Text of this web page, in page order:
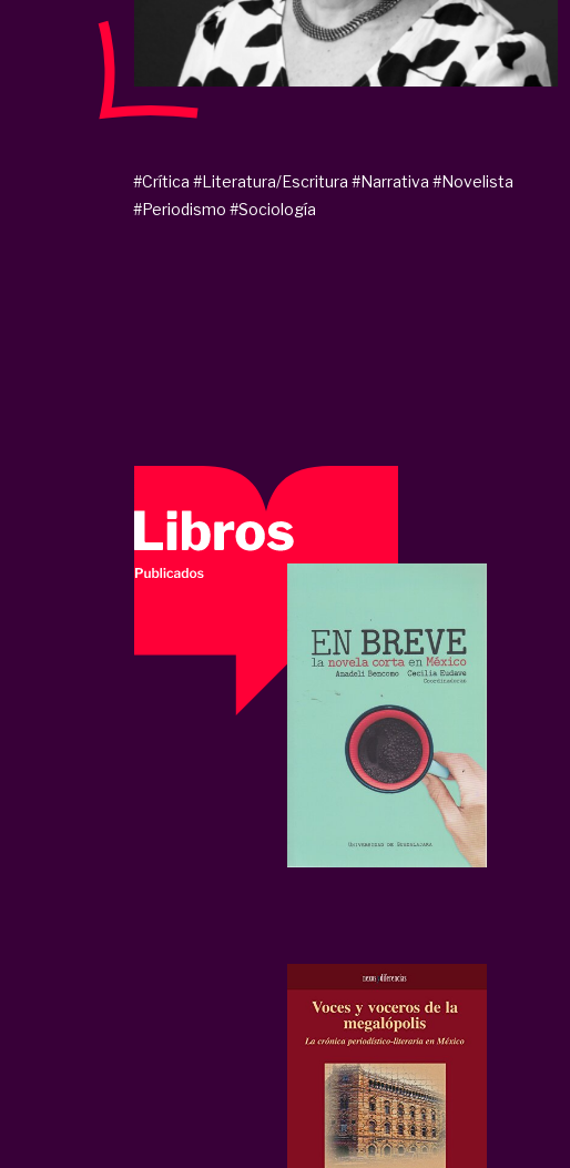
#Crítica #Literatura/Escritura #Narrativa #Novelista
#Periodismo #Sociología